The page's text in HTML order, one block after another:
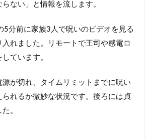
ない」と情報を流します。
5分前に家族3人で呪いのビデオを見る
れました。リモートで王司や感電ロ
ています。
が切れ、タイムリミットまでに呪い
れるか微妙な状況です。後ろには貞
。